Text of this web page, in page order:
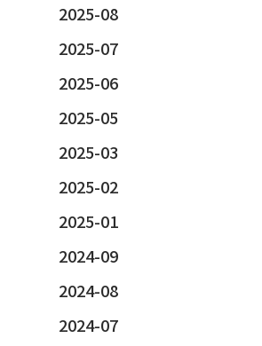
2025-08
2025-07
2025-06
2025-05
2025-03
2025-02
2025-01
2024-09
2024-08
2024-07